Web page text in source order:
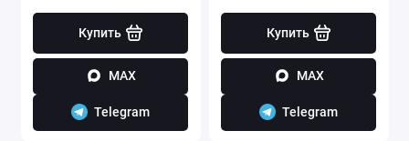
Купить
MAX
Telegram
Купить
MAX
Telegram